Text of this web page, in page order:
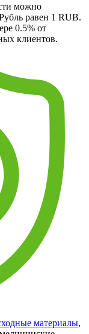
можно
равен 1 RUB.
0.5% от
клиентов.
материалы,